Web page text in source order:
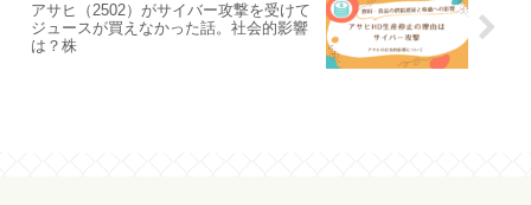
アサヒ（2502）がサイバー攻撃を受けて
ジュースが買えなかった話。社会的影響
は？株